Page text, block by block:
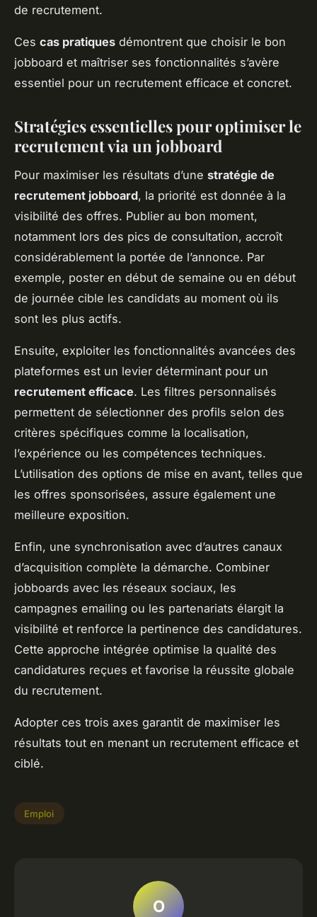
de recrutement.
Ces cas pratiques démontrent que choisir le bon
jobboard et maîtriser ses fonctionnalités s’avère
essentiel pour un recrutement efficace et concret.
Stratégies essentielles pour optimiser le
recrutement via un jobboard
Pour maximiser les résultats d’une stratégie de
recrutement jobboard, la priorité est donnée à la
visibilité des offres. Publier au bon moment,
notamment lors des pics de consultation, accroît
considérablement la portée de l’annonce. Par
exemple, poster en début de semaine ou en début
de journée cible les candidats au moment où ils
sont les plus actifs.
Ensuite, exploiter les fonctionnalités avancées des
plateformes est un levier déterminant pour un
recrutement efficace. Les filtres personnalisés
permettent de sélectionner des profils selon des
critères spécifiques comme la localisation,
l’expérience ou les compétences techniques.
L’utilisation des options de mise en avant, telles que
les offres sponsorisées, assure également une
meilleure exposition.
Enfin, une synchronisation avec d’autres canaux
d’acquisition complète la démarche. Combiner
jobboards avec les réseaux sociaux, les
campagnes emailing ou les partenariats élargit la
visibilité et renforce la pertinence des candidatures.
Cette approche intégrée optimise la qualité des
candidatures reçues et favorise la réussite globale
du recrutement.
Adopter ces trois axes garantit de maximiser les
résultats tout en menant un recrutement efficace et
ciblé.
Emploi
O